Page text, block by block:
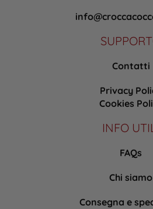
Contatti
Privacy
Cookies
INFO
FAQs
Chi siamo
Consegna e